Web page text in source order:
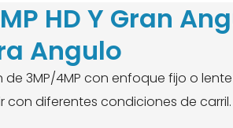
HD Y Gran
Angulo
de 3MP/4MP con enfoque fijo o
con diferentes condiciones de